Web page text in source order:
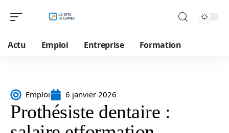
Actu Emploi Entreprise Formation
Emploi 6 janvier 2026
Prothésiste dentaire :